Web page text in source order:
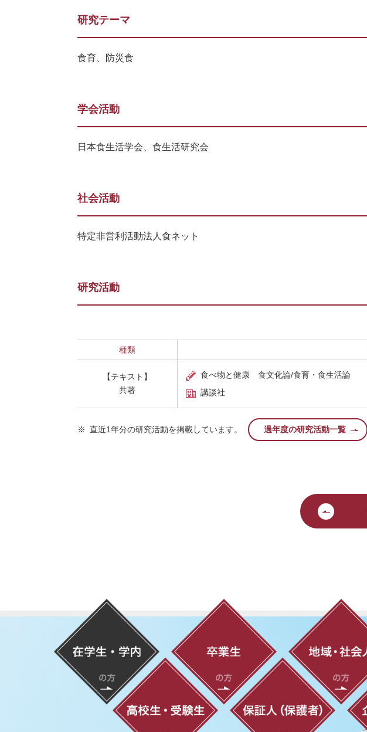
研究テーマ
食育、防災食
学会活動
日本食生活学会、食生活研究会
社会活動
特定非営利活動法人食ネット
研究活動
種類
【テキスト】
共著
食べ物と健康 食文化論/食育・食生活論
講談社
※ 直近1年分の研究活動を掲載しています。 過年度の研究活動一覧